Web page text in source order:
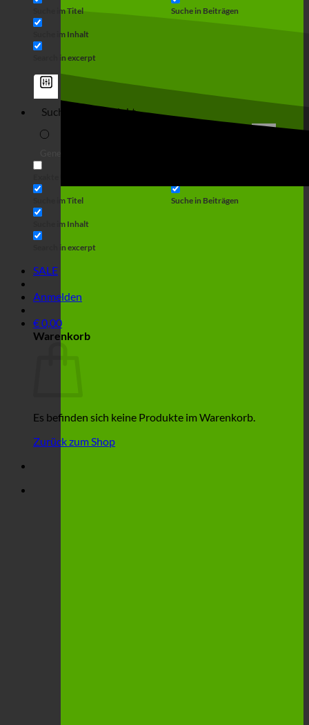
Suche im Titel
Suche im Inhalt
Search in excerpt
Suche in Beiträgen
Suche im Titel
Suche im Inhalt
Search in excerpt
Suche in Beiträgen
SALE
Anmelden
€0,00
Warenkorb
Es befinden sich keine Produkte im Warenkorb.
Zurück zum Shop